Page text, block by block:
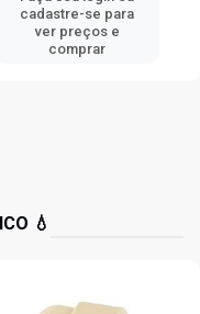
cadastre-se para
ver preços e
comprar
💧